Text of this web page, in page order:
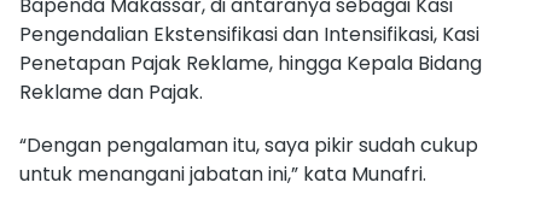
Pengendalian Ekstensifikasi dan Intensifikasi, Kasi
Penetapan Pajak Reklame, hingga Kepala Bidang
Reklame dan Pajak.
“Dengan pengalaman itu, saya pikir sudah cukup
untuk menangani jabatan ini,” kata Munafri.